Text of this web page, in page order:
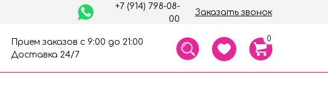
Заказать звонок
+7 (914) 798-08-
00
Прием заказов с 9:00 до 21:00
Доставка 24/7
0